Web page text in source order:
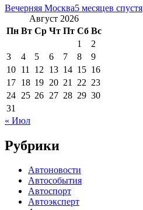
Вечерняя Москва5 месяцев спустя
Август 2026
Пн Вт Ср Чт Пт Сб Вс
1
2
3
4 5 6 7 8
9
10 11 12 13 14 15 16
17 18 19 20 21 22 23
24 25 26 27 28 29 30
31
« Июл
Рубрики
Автоновости
Автособытия
Автоспорт
Автоэксперт